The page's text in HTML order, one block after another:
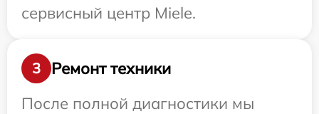
сервисный центр Miele.
3
Ремонт техники
После полной диагностики мы